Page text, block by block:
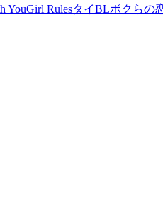
YouGirl RulesタイBLボクらの